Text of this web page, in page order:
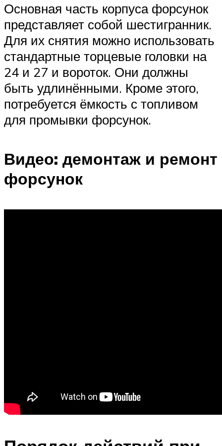
Основная часть корпуса форсунок
представляет собой шестигранник.
Для их снятия можно использовать
стандартные торцевые головки на
24 и 27 и вороток. Они должны
быть удлинёнными. Кроме этого,
потребуется ёмкость с топливом
для промывки форсунок.
Видео: демонтаж и ремонт
форсунок